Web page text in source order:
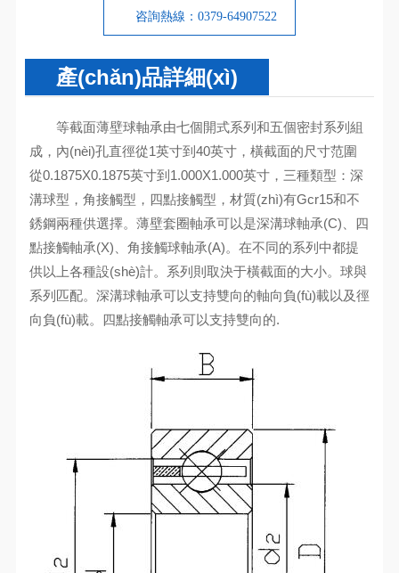
咨詢熱線：0379-64907522
產(chǎn)品詳細(xì)
等截面薄壁球軸承由七個開式系列和五個密封系列組
成，內(nèi)孔直徑從1英寸到40英寸，橫截面的尺寸范圍
從0.1875X0.1875英寸到1.000X1.000英寸，三種類型：深
溝球型，角接觸型，四點接觸型，材質(zhì)有Gcr15和不
銹鋼兩種供選擇。薄壁套圈軸承可以是深溝球軸承(C)、四
點接觸軸承(X)、角接觸球軸承(A)。在不同的系列中都提
供以上各種設(shè)計。系列則取決于橫截面的大小。球與
系列匹配。深溝球軸承可以支持雙向的軸向負(fù)載以及徑
向負(fù)載。四點接觸軸承可以支持雙向的.